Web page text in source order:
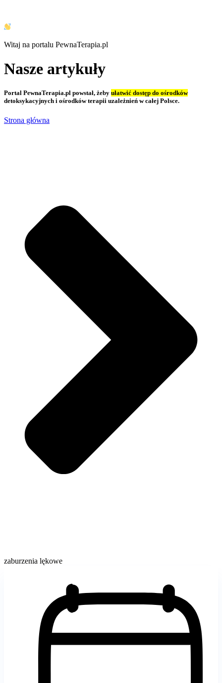
Witaj na portalu PewnaTerapia.pl
Nasze artykuły
Portal PewnaTerapia.pl powstał, żeby ułatwić dostęp do ośrodków
detoksykacyjnych i ośrodków terapii uzależnień w całej Polsce.
Strona główna
zaburzenia lękowe